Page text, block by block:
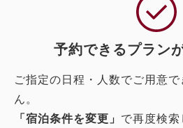
予約できるプラン
ご指定の日程・人数でご用意
ん。
「宿泊条件を変更」 で再度検索